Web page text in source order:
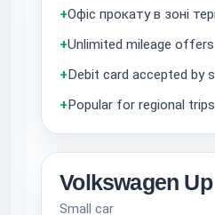
+Офіс прокату в зоні
+Unlimited mileage offers
+Debit card accepted by
+Popular for regional trips
Volkswagen Up
Small car